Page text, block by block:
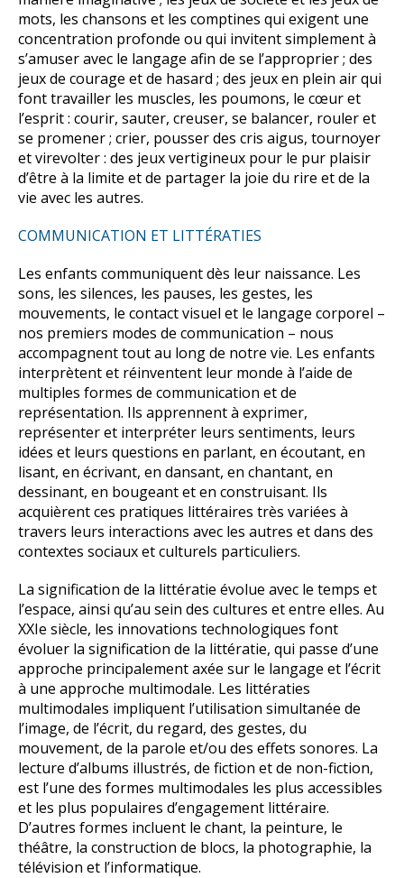
mots, les chansons et les comptines qui exigent une
concentration profonde ou qui invitent simplement à
s’amuser avec le langage afin de se l’approprier ; des
jeux de courage et de hasard ; des jeux en plein air qui
font travailler les muscles, les poumons, le cœur et
l’esprit : courir, sauter, creuser, se balancer, rouler et
se promener ; crier, pousser des cris aigus, tournoyer
et virevolter : des jeux vertigineux pour le pur plaisir
d’être à la limite et de partager la joie du rire et de la
vie avec les autres.
COMMUNICATION ET LITTÉRATIES
Les enfants communiquent dès leur naissance. Les
sons, les silences, les pauses, les gestes, les
mouvements, le contact visuel et le langage corporel –
nos premiers modes de communication – nous
accompagnent tout au long de notre vie. Les enfants
interprètent et réinventent leur monde à l’aide de
multiples formes de communication et de
représentation. Ils apprennent à exprimer,
représenter et interpréter leurs sentiments, leurs
idées et leurs questions en parlant, en écoutant, en
lisant, en écrivant, en dansant, en chantant, en
dessinant, en bougeant et en construisant. Ils
acquièrent ces pratiques littéraires très variées à
travers leurs interactions avec les autres et dans des
contextes sociaux et culturels particuliers.
La signification de la littératie évolue avec le temps et
l’espace, ainsi qu’au sein des cultures et entre elles. Au
XXIe siècle, les innovations technologiques font
évoluer la signification de la littératie, qui passe d’une
approche principalement axée sur le langage et l’écrit
à une approche multimodale. Les littératies
multimodales impliquent l’utilisation simultanée de
l’image, de l’écrit, du regard, des gestes, du
mouvement, de la parole et/ou des effets sonores. La
lecture d’albums illustrés, de fiction et de non-fiction,
est l’une des formes multimodales les plus accessibles
et les plus populaires d’engagement littéraire.
D’autres formes incluent le chant, la peinture, le
théâtre, la construction de blocs, la photographie, la
télévision et l’informatique.